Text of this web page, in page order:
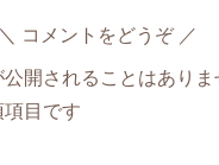
コメントをどうぞ
開されることはありま
目です